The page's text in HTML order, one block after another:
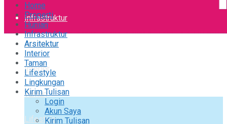
Infrastruktur
Arsitektur
Interior
Taman
Lifestyle
Home
Properti
Hunian
Infrastruktur
Arsitektur
Interior
Taman
Lifestyle
Lingkungan
Kirim Tulisan
Login
Akun Saya
Kirim Tulisan